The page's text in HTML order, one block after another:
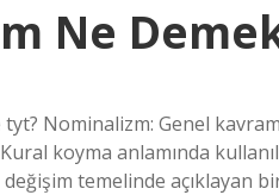
Ne
Nominalizm: Genel
koyma anlamında
değişim temelinde açıklayan